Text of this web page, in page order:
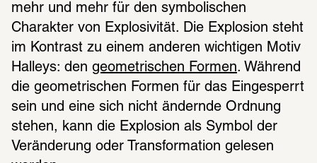
mehr und mehr für den symbolischen
Charakter von Explosivität. Die Explosion steht
im Kontrast zu einem anderen wichtigen Motiv
Halleys: den geometrischen Formen. Während
die geometrischen Formen für das Eingesperrt
sein und eine sich nicht ändernde Ordnung
stehen, kann die Explosion als Symbol der
Veränderung oder Transformation gelesen